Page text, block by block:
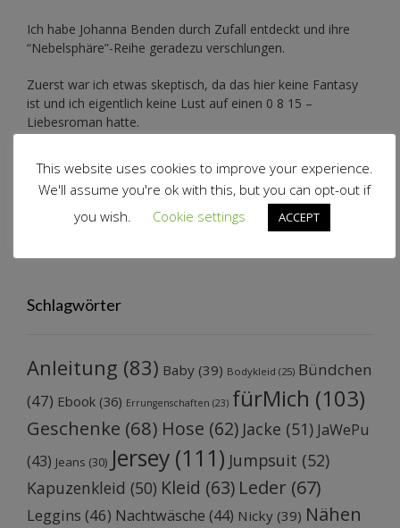
Ich habe Johanna Benden durch Zufall entdeckt und ihre
“Nebelsphäre”-Reihe geradezu verschlungen.
Zuerst war ich etwas skeptisch, da das hier keine Fantasy
ist und ich eigentlich keine Lust auf einen 0 8 15 –
Liebesroman hatte.
Johannas Art ihre Protagonisten zu schildern. Sie zieht einen
sofort in den Bann. Natürlich ist das hier eher leichte Kost,
aber trotzdem ist sie nicht seicht sondern wirklich gut
geschrieben. Der perfekte Roman um einfach mal
Schlagwörter
Anleitung (83) Baby (39) Bodykleid (25) Bündchen
(47) Ebook (36) Errungenschaften (23) fürMich (103)
Geschenke (68) Hose (62) Jacke (51) JaWePu
(43) Jeans (30) Jersey (111) Jumpsuit (52)
Kapuzenkleid (50) Kleid (63) Leder (67)
Leggins (46) Nachtwäsche (44) Nicky (39) Nähen
This website uses cookies to improve your experience.
We'll assume you're ok with this, but you can opt-out if
you wish.
Cookie settings ACCEPT